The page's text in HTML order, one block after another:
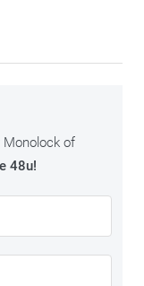
Monolock of
48u!